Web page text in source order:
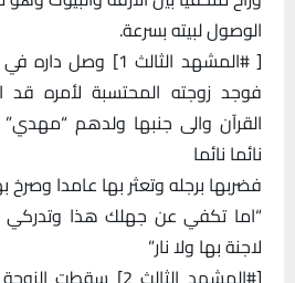
الوصول لبيته بسرعة.
[ #المشهد الثالث 1]
فوجد زوجته المحتسبة لأمره قد
القرآن والى جنبها ولدهم
نائما نائما
فضربها برجله وتعثر بها عامدا وصرخ
“اما تكفي عن جهلك هذا وتدركي
لاجنة بها ولا نار”